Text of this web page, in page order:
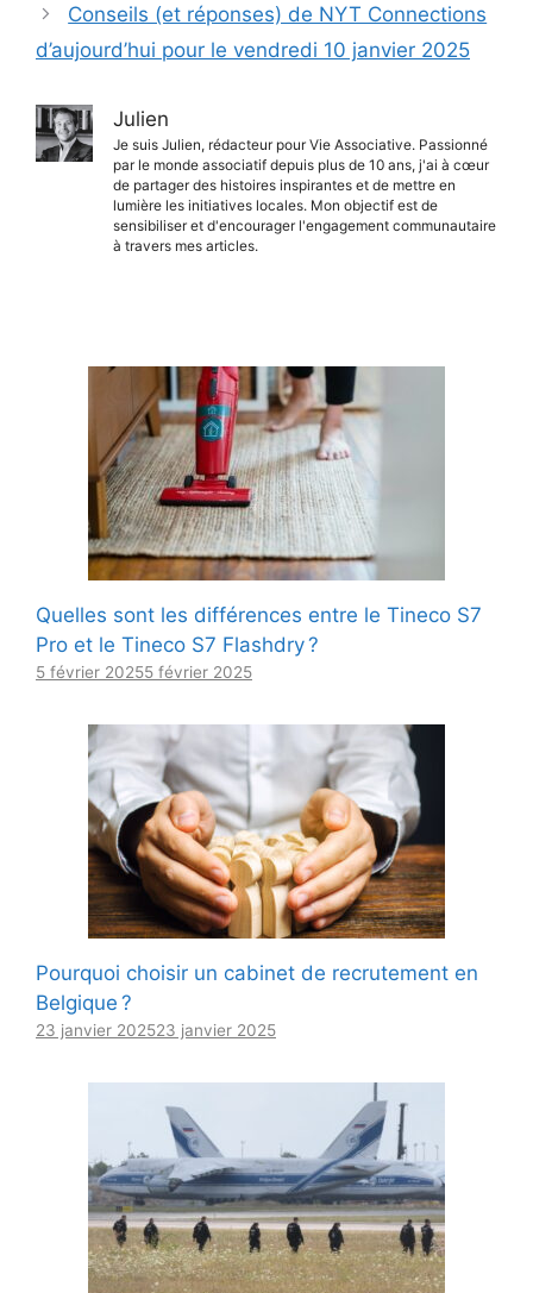
Conseils (et réponses) de NYT Connections
d’aujourd’hui pour le vendredi 10 janvier 2025
Julien
Je suis Julien, rédacteur pour Vie Associative. Passionné
par le monde associatif depuis plus de 10 ans, j'ai à cœur
de partager des histoires inspirantes et de mettre en
lumière les initiatives locales. Mon objectif est de
sensibiliser et d'encourager l'engagement communautaire
à travers mes articles.
Quelles sont les différences entre le Tineco S7
Pro et le Tineco S7 Flashdry ?
5 février 20255 février 2025
Pourquoi choisir un cabinet de recrutement en
Belgique ?
23 janvier 202523 janvier 2025